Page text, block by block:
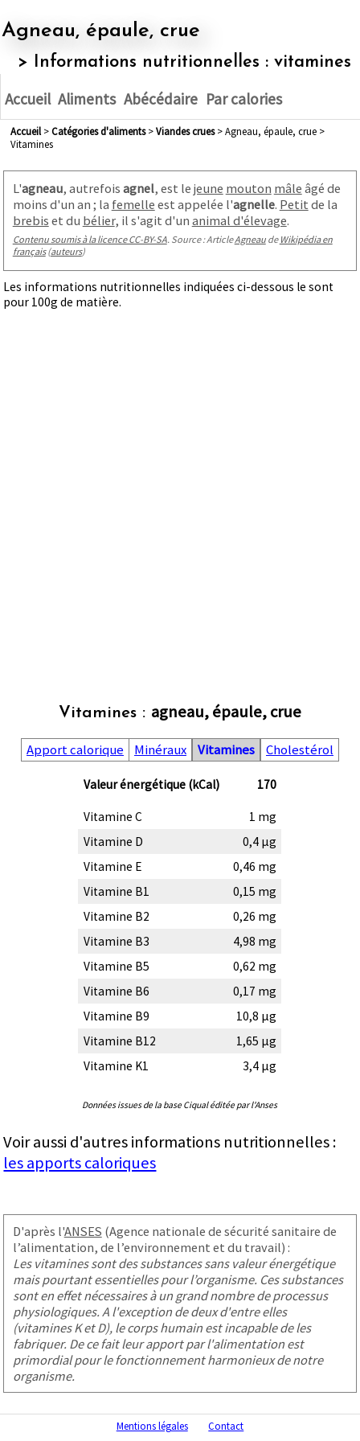
Agneau, épaule, crue
> Informations nutritionnelles : vitamines
Accueil Aliments Abécédaire Par calories
Accueil> Catégories d'aliments> viandes crues> Agneau, épaule, crue >
Vitamines
L'agneau, autrefois agnel, est le jeune mouton mâle âgé de
moins d'un an ; la femelle est appelée l'agnelle. Petit de la
brebis et du bélier, il s'agit d'un animal d'élevage.
Contenu soumis à la licence CC-BY-SA. Source : ArticleAgneaude Wikipédia en
français(auteurs)
Les informations nutritionnelles indiquées ci-dessous le sont
pour 100g de matière.
Vitamines : agneau, épaule, crue
Apport calorique Minéraux Vitamines Cholestérol
Valeur énergétique (kCal) 170
Vitamine C
1 mg
Vitamine D
0,4 µg
Vitamine E
0,46 mg
Vitamine B1
0,15 mg
Vitamine B2
0,26 mg
Vitamine B3
4,98 mg
Vitamine B5
0,62 mg
Vitamine B6
0,17 mg
Vitamine B9
10,8 µg
Vitamine B12
1,65 µg
Vitamine K1
3,4 µg
Données issues de la base Ciqual éditée par l'Anses
Voir aussi d'autres informations nutritionnelles :
les apports caloriques
D'après l'ANSES (Agence nationale de sécurité sanitaire de
l’alimentation, de l’environnement et du travail) :
Les vitamines sont des substances sans valeur énergétique
mais pourtant essentielles pour l’organisme. Ces substances
sont en effet nécessaires à un grand nombre de processus
physiologiques. A l'exception de deux d'entre elles
(vitamines K et D), le corps humain est incapable de les
fabriquer. De ce fait leur apport par l'alimentation est
primordial pour le fonctionnement harmonieux de notre
organisme.
Mentions légales Contact